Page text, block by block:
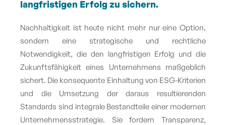
langfristigen Erfolg zu sichern.
Nachhaltigkeit ist heute nicht mehr nur eine Option,
sondern eine strategische und rechtliche
Notwendigkeit, die den langfristigen Erfolg und die
Zukunftsfähigkeit eines Unternehmens maßgeblich
sichert. Die konsequente Einhaltung von ESG-Kriterien
und die Umsetzung der daraus resultierenden
Standards sind integrale Bestandteile einer modernen
Unternehmensstrategie. Sie fordern Transparenz,